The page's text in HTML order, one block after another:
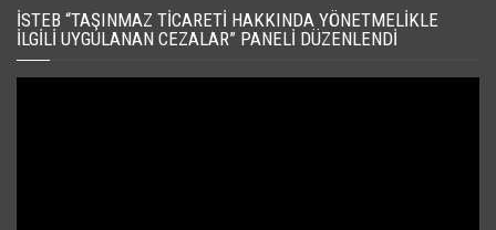
İSTEB “TAŞINMAZ TICARETI HAKKINDA YÖNETMELIKLE
İLGILI UYGULANAN CEZALAR” PANELI DÜZENLENDI